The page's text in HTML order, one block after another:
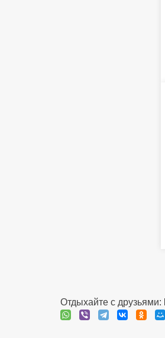
Отдыхайте с друзьями: